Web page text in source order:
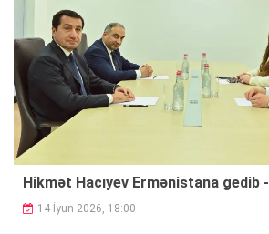
Hikmət Hacıyev Ermənistana gedib -
14 İyun 2026, 18:00